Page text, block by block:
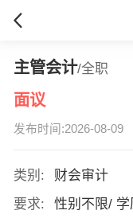
主管会计/全职
面议
发布时间:2026-08-09
类别:
财会审计
要求:
性别不限/